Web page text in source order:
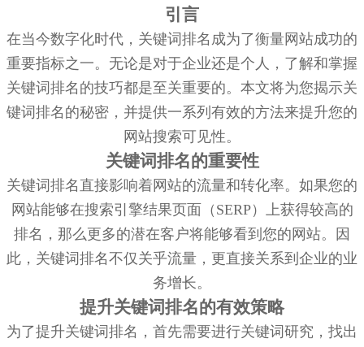
引言
在当今数字化时代，关键词排名成为了衡量网站成功的
重要指标之一。无论是对于企业还是个人，了解和掌握
关键词排名的技巧都是至关重要的。本文将为您揭示关
键词排名的秘密，并提供一系列有效的方法来提升您的
网站搜索可见性。
关键词排名的重要性
关键词排名直接影响着网站的流量和转化率。如果您的
网站能够在搜索引擎结果页面（SERP）上获得较高的
排名，那么更多的潜在客户将能够看到您的网站。因
此，关键词排名不仅关乎流量，更直接关系到企业的业
务增长。
提升关键词排名的有效策略
为了提升关键词排名，首先需要进行关键词研究，找出